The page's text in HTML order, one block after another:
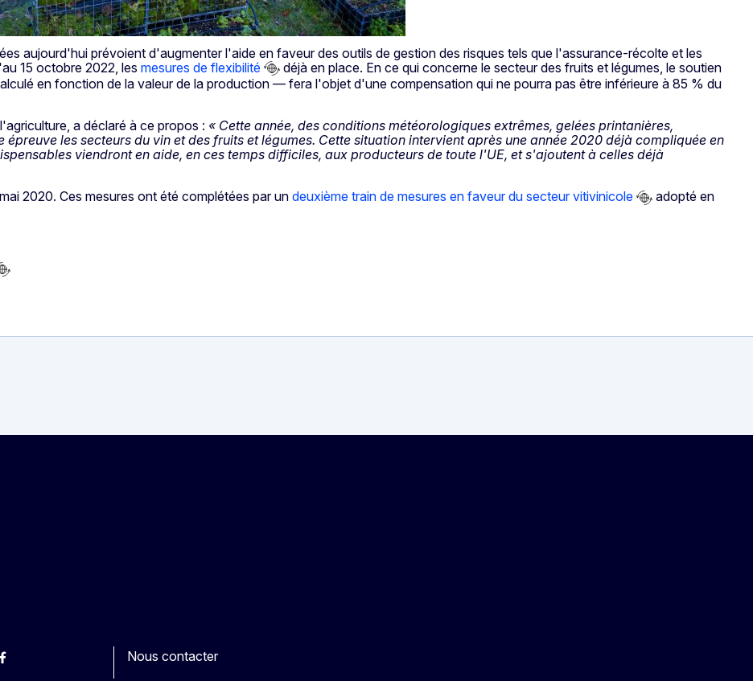
aujourd'hui prévoient d'augmenter l'aide en faveur des outils de gestion des risques tels que l'assurance-récolte et les
15 octobre 2022, les mesures de flexibilité
déjà en place. En ce qui concerne le secteur des fruits et légumes, le soutien
en fonction de la valeur de la production — fera l'objet d'une compensation qui ne pourra pas être inférieure à 85 % du
a déclaré à ce propos : « Cette année, des conditions météorologiques extrêmes, gelées printanières,
les secteurs du vin et des fruits et légumes. Cette situation intervient après une année 2020 déjà compliquée en
viendront en aide, en ces temps difficiles, aux producteurs de toute l'UE, et s'ajoutent à celles déjà
2020. Ces mesures ont été complétées par un deuxième train de mesures en faveur du secteur vitivinicole
adopté en
Facebook
Nous contacter